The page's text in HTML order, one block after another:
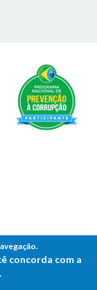
concorda com a